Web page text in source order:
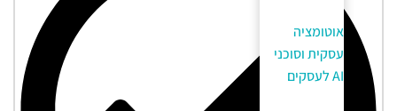
אוטומציה
עסקית וסוכני
AI לעסקים